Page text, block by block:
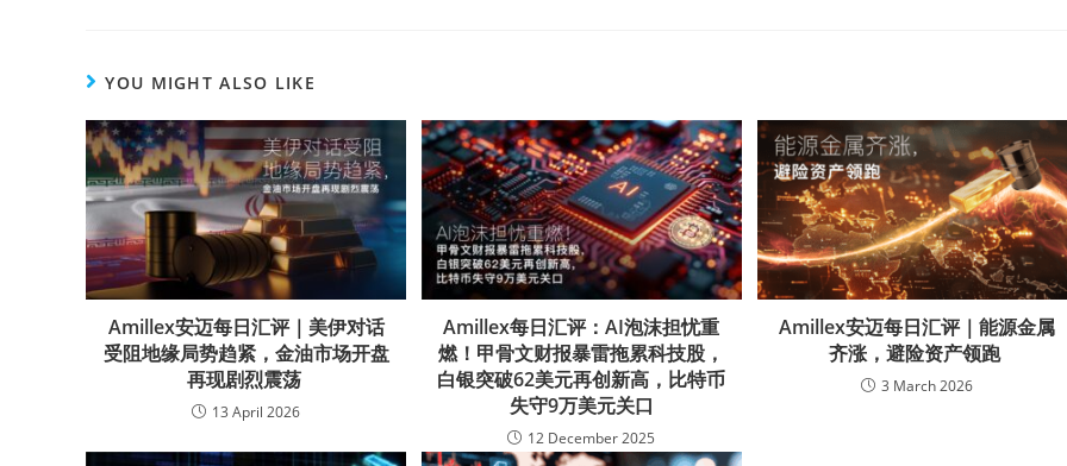
YOU MIGHT ALSO LIKE
Amillex安迈每日汇评｜美伊对话
受阻地缘局势趋紧，金油市场开盘
再现剧烈震荡
13 April 2026
Amillex每日汇评：AI泡沫担忧重
燃！甲骨文财报暴雷拖累科技股，
白银突破62美元再创新高，比特币
失守9万美元关口
12 December 2025
Amillex安迈每日汇评｜能源金属
齐涨，避险资产领跑
3 March 2026